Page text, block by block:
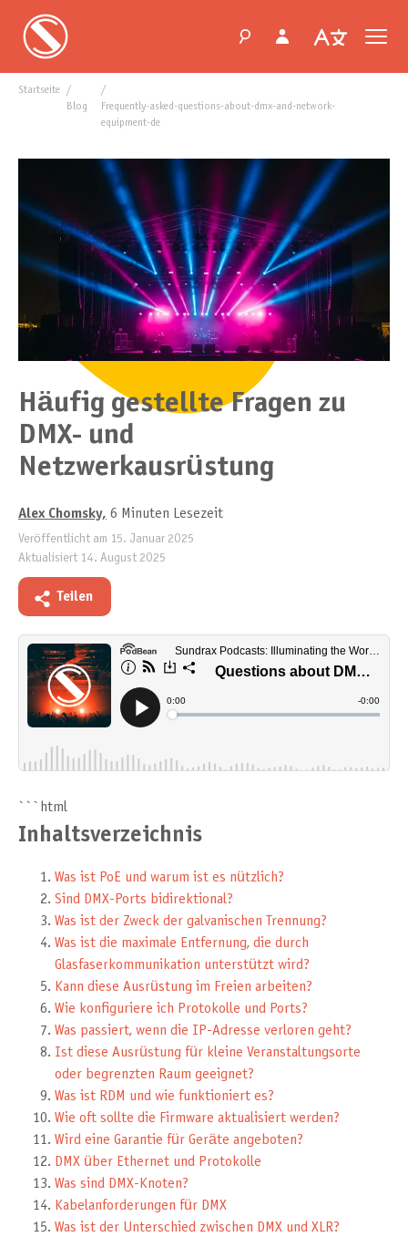
Startseite
blog
frequently-asked-questions-about-dmx-and-network-
equipment-de
Häufig gestellte Fragen zu
DMX- und
Netzwerkausrüstung
Alex Chomsky, 6 Minuten Lesezeit
Veröffentlicht am 15. Januar 2025
Aktualisiert 14. August 2025
Teilen
```html
Inhaltsverzeichnis
Was ist PoE und warum ist es nützlich?
Sind DMX-Ports bidirektional?
Was ist der Zweck der galvanischen Trennung?
Was ist die maximale Entfernung, die durch
Glasfaserkommunikation unterstützt wird?
Kann diese Ausrüstung im Freien arbeiten?
Wie konfiguriere ich Protokolle und Ports?
Was passiert, wenn die IP-Adresse verloren geht?
Ist diese Ausrüstung für kleine Veranstaltungsorte
oder begrenzten Raum geeignet?
Was ist RDM und wie funktioniert es?
Wie oft sollte die Firmware aktualisiert werden?
Wird eine Garantie für Geräte angeboten?
DMX über Ethernet und Protokolle
Was sind DMX-Knoten?
Kabelanforderungen für DMX
Was ist der Unterschied zwischen DMX und XLR?